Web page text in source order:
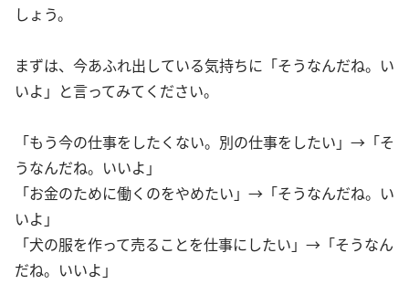
しょう。
まずは、今あふれ出している気持ちに「そうなんだね。い
いよ」と言ってみてください。
「もう今の仕事をしたくない。別の仕事をしたい」→「そ
うなんだね。いいよ」
「お金のために働くのをやめたい」→「そうなんだね。い
いよ」
「犬の服を作って売ることを仕事にしたい」→「そうなん
だね。いいよ」